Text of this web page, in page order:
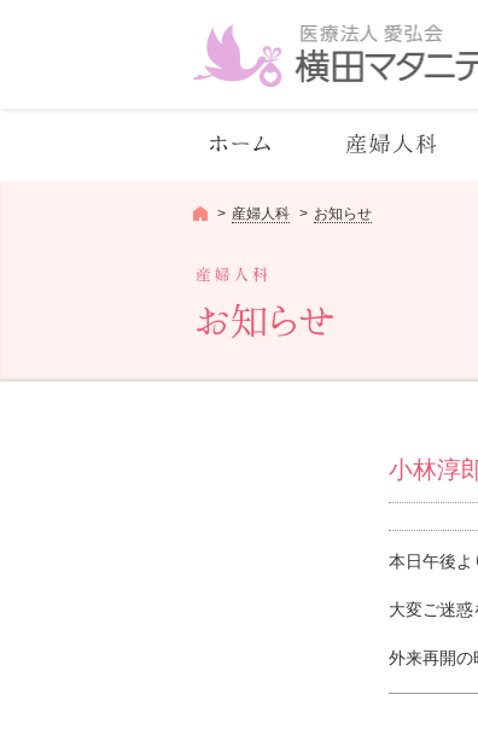
産婦人科 お知らせ
小林淳
本日午後よ
大変ご迷惑
外来再開の